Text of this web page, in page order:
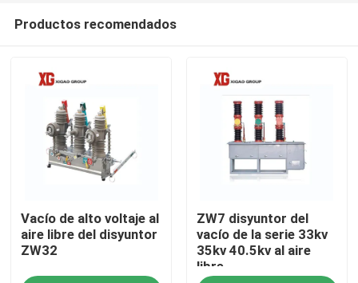
Hogar
Productos recomendados
Vacío de alto voltaje al
aire libre del disyuntor
ZW32
ZW7 disyuntor del
vacío de la serie 33kv
35kv 40.5kv al aire
libre